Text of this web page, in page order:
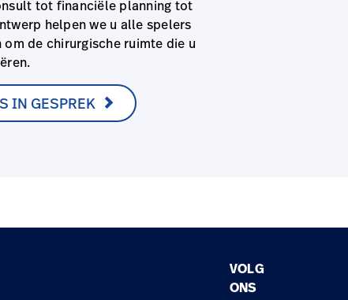
tot financiële planning tot
helpen we u alle spelers
om de chirurgische ruimte die u
IN GESPREK
VOLG
ONS